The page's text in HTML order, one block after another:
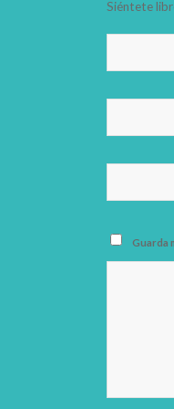
Siéntete
Guarda